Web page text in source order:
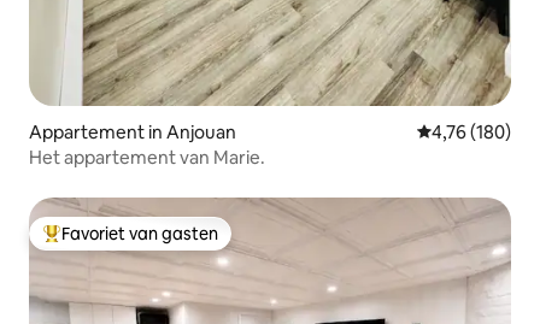
Appartement in Anjouan Gemiddelde
4,76 (180)
Het appartement van Marie.
Topfavoriet van gasten
Favoriet van gasten